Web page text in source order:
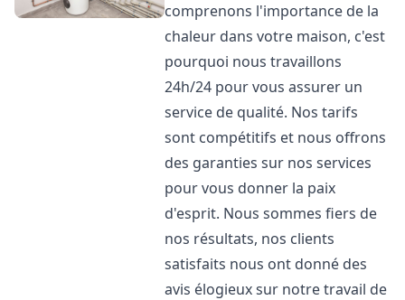
comprenons l'importance de la
chaleur dans votre maison, c'est
pourquoi nous travaillons
24h/24 pour vous assurer un
service de qualité. Nos tarifs
sont compétitifs et nous offrons
des garanties sur nos services
pour vous donner la paix
d'esprit. Nous sommes fiers de
nos résultats, nos clients
satisfaits nous ont donné des
avis élogieux sur notre travail de